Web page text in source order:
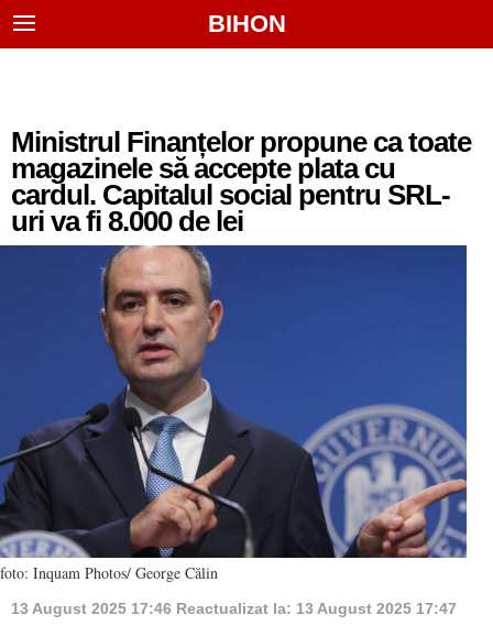
BIHON
Ministrul Finanțelor propune ca toate
magazinele să accepte plata cu
cardul. Capitalul social pentru SRL-
uri va fi 8.000 de lei
foto: Inquam Photos/ George Călin
13 August 2025 17:46 Reactualizat la: 13 August 2025 17:47